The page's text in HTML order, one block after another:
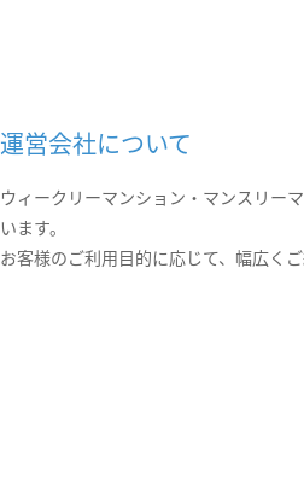
運営会社について
ウィークリーマンション・マンスリー
います。
お客様のご利用目的に応じて、幅広くご